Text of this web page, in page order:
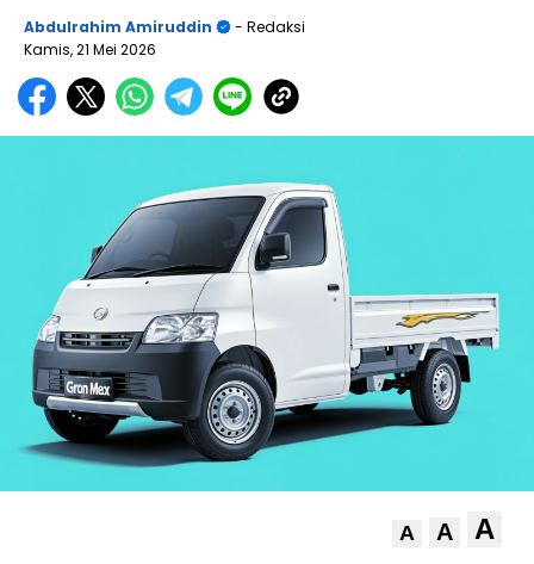
Abdulrahim Amiruddin
- Redaksi
Kamis, 21 Mei 2026
A A A